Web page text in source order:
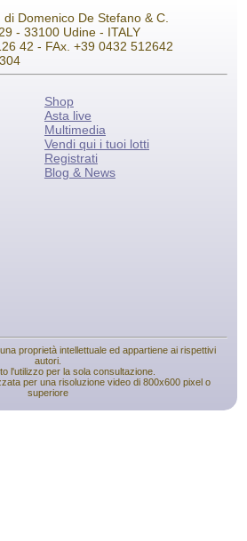
Domenico De Stefano & C.
- 33100 Udine - ITALY
42 - FAx. +39 0432 512642
Shop
Asta live
Multimedia
Vendi qui i tuoi lotti
Registrati
Blog & News
proprietà intellettuale ed appartiene ai rispettivi
autori.
l'utilizzo per la sola consultazione.
per una risoluzione video di 800x600 pixel o
superiore